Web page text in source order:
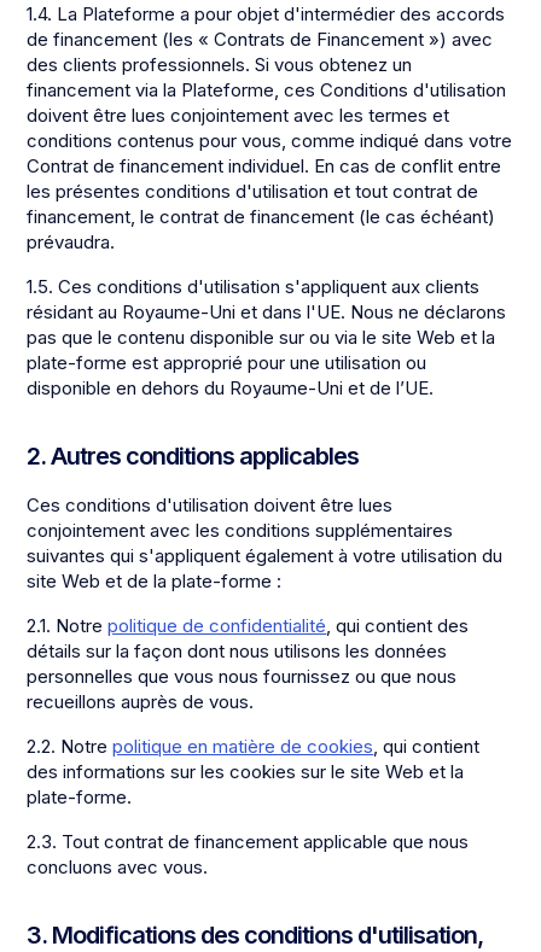
1.4. La Plateforme a pour objet d'intermédier des accords
de financement (les « Contrats de Financement ») avec
des clients professionnels. Si vous obtenez un
financement via la Plateforme, ces Conditions d'utilisation
doivent être lues conjointement avec les termes et
conditions contenus pour vous, comme indiqué dans votre
Contrat de financement individuel. En cas de conflit entre
les présentes conditions d'utilisation et tout contrat de
financement, le contrat de financement (le cas échéant)
prévaudra.
1.5. Ces conditions d'utilisation s'appliquent aux clients
résidant au Royaume-Uni et dans l'UE. Nous ne déclarons
pas que le contenu disponible sur ou via le site Web et la
plate-forme est approprié pour une utilisation ou
disponible en dehors du Royaume-Uni et de l’UE.
2. Autres conditions applicables
Ces conditions d'utilisation doivent être lues
conjointement avec les conditions supplémentaires
suivantes qui s'appliquent également à votre utilisation du
site Web et de la plate-forme :
2.1. Notrepolitique de confidentialité , qui contient des
détails sur la façon dont nous utilisons les données
personnelles que vous nous fournissez ou que nous
recueillons auprès de vous.
2.2. Notrepolitique en matière de cookies , qui contient
des informations sur les cookies sur le site Web et la
plate-forme.
2.3. Tout contrat de financement applicable que nous
concluons avec vous.
3. Modifications des conditions d'utilisation,